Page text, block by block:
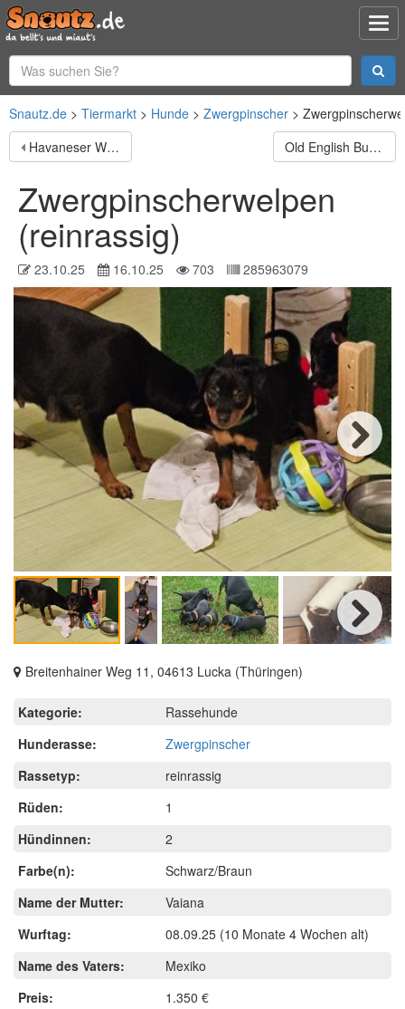
Snautz.de Tiermarkt Hunde Zwergpinscher
Havaneser Welpe sucht liebevolle Familie ❤️
Old English Bulldogg weiblich und Oeb Boxer Rüde
Zwergpinscherwelpen
(reinrassig)
23.10.25 16.10.25 703 285963079
Next
Next
Breitenhainer Weg 11, 04613 Lucka (Thüringen)
Kategorie:
Rassehunde
Hunderasse:
Zwergpinscher
Rassetyp:
reinrassig
Rüden:
1
Hündinnen:
2
Farbe(n):
Schwarz/Braun
Name der Mutter:
Vaiana
Wurftag:
08.09.25 (10 Monate 4 Wochen alt)
Name des Vaters:
Mexiko
Preis:
1.350 €